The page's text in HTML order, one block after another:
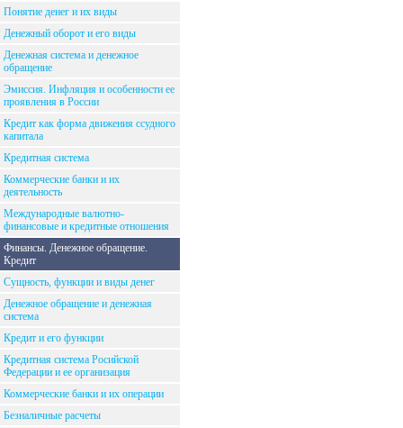
Понятие денег и их виды
Денежный оборот и его виды
Денежная система и денежное
обращение
Эмиссия. Инфляция и особенности ее
проявления в России
Кредит как форма движения ссудного
капитала
Кредитная система
Коммерческие банки и их
деятельность
Международные валютно-
финансовые и кредитные отношения
Финансы. Денежное обращение.
Кредит
Сущность, функции и виды денег
Денежное обращение и денежная
система
Кредит и его функции
Кредитная система Росийской
Федерации и ее организация
Коммерческие банки и их операции
Безналичные расчеты